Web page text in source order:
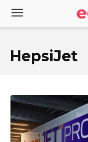
HepsiJet